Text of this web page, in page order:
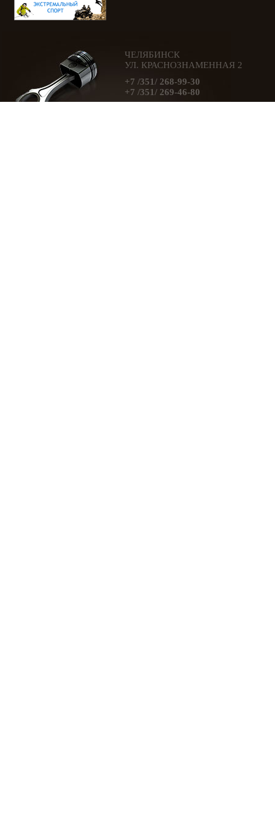
ЧЕЛЯБИНСК
УЛ. КРАСНОЗНАМЕННАЯ 2
+7 /351/ 268-99-30
+7 /351/ 269-46-80